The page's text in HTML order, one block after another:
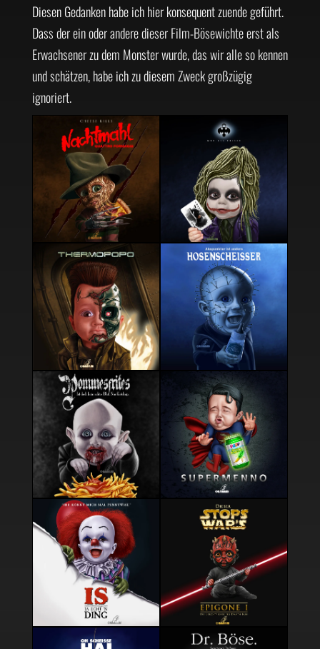
Diesen Gedanken habe ich hier konsequent zuende geführt.
Dass der ein oder andere dieser Film-Bösewichte erst als
Erwachsener zu dem Monster wurde, das wir alle so kennen
und schätzen, habe ich zu diesem Zweck großzügig
ignoriert.